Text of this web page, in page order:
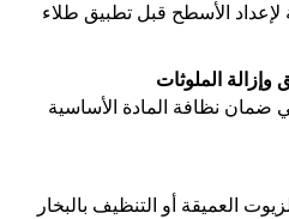
الأسطح قبل تطبيق طلاء
وإزالة الملوثات
ضمان نظافة المادة الأساسية
العميقة أو التنظيف بالبخار